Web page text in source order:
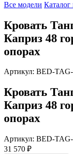
Все модели Каталог
Кровать
Каприз 48
опорах
Артикул: BED-
Кровать
Каприз 48
опорах
Артикул: BED-
31 570 ₽